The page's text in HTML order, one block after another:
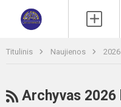
Titulinis Naujienos 2026
RSS
Archyvas 2026